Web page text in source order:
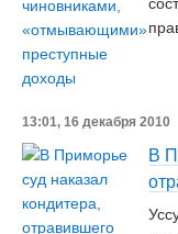
13:01, 16 декабря 2010
В